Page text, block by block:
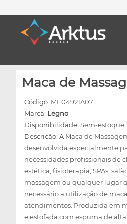
Maca de
Código: ME04921A07
Marca: Legno
Disponibilidade: Sem-estoque
Descrição: A Maca de
desenvolvida especialmente
necessidades profissionais de
estética, fisioterapia, SPAs,
massagem ou qualquer lugar
necessário a utilização de
atendimentos. Produzida em
e estofada com espuma de